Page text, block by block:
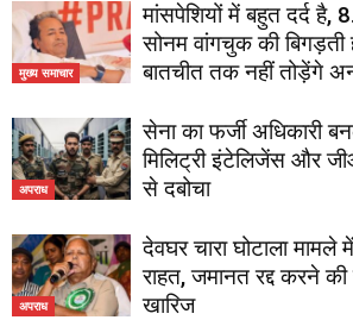
मुख्य समाचार
मांसपेशियों में बहुत दर्द
सोनम वांगचुक की
बातचीत तक नहीं तोड़ेंगे
अपराध
सेना का फर्जी अधिकारी
मिलिट्री इंटेलिजेंस और
से दबोचा
अपराध
देवघर चारा घोटाला मामले
राहत, जमानत रद्द करने
खारिज